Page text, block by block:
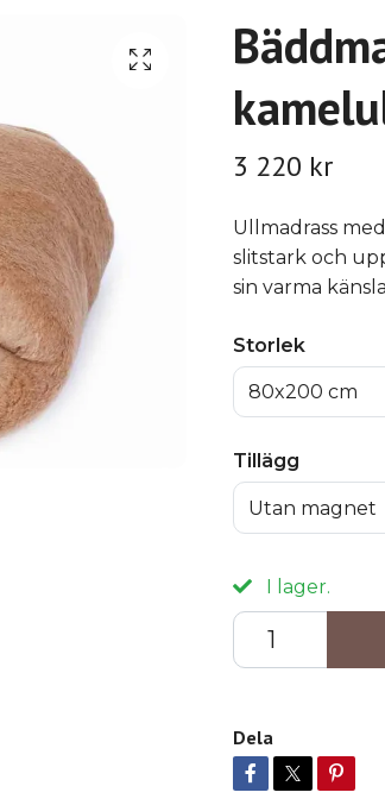
3 220 kr
Ullmadrass
slitstark och
sin varma
Storlek
80x200 cm
Tillägg
Utan magnet
I lager.
Dela